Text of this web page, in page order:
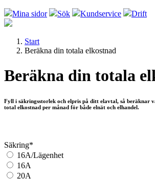
Mina sidor Sök Kundservice Drift
Start
Beräkna din totala elkostnad
Beräkna din totala
Fyll i säkringsstorlek och elpris på ditt elavtal, så beräknar
total elkostnad per månad för både elnät och elhandel.
Säkring*
16A/Lägenhet
16A
20A